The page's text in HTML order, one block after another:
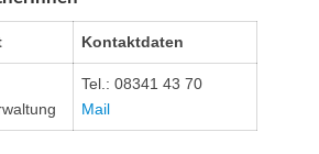
Kontaktdaten
Tel.: 08341 43 70
Mail